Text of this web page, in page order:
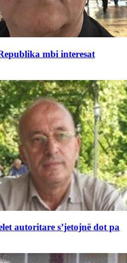
mbi interesat
autoritare s’jetojnë dot pa